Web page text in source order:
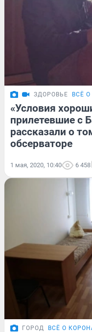
ЗДОРОВЬЕ ВСЁ
«Условия
прилетевшие с
рассказали о
обсерваторе
1 мая, 2020, 10:40 6 458
ГОРОД ВСЁ О